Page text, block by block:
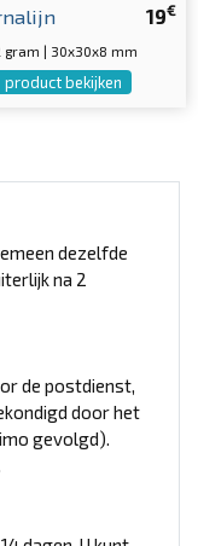
19€
gram | 30x30x8 mm
product bekijken
dezelfde
na 2
de postdienst,
door het
gevolgd).